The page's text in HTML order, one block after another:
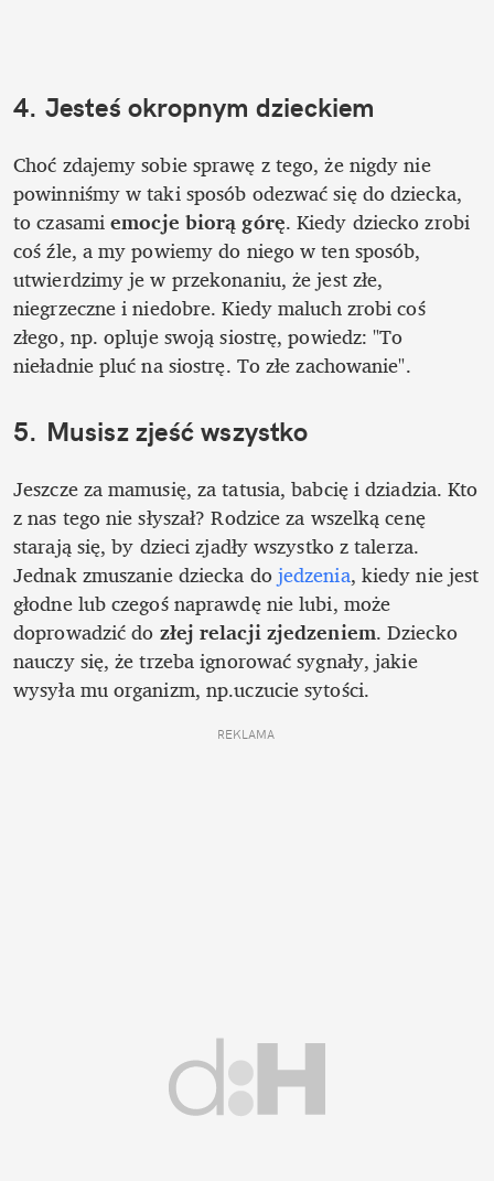
4. Jesteś okropnym dzieckiem
Choć zdajemy sobie sprawę z tego, że nigdy nie
powinniśmy w taki sposób odezwać się do dziecka,
to czasami emocje biorą górę. Kiedy dziecko zrobi
coś źle, a my powiemy do niego w ten sposób,
utwierdzimy je w przekonaniu, że jest złe,
niegrzeczne i niedobre. Kiedy maluch zrobi coś
złego, np. opluje swoją siostrę, powiedz: "To
nieładnie pluć na siostrę. To złe zachowanie".
5. Musisz zjeść wszystko
Jeszcze za mamusię, za tatusia, babcię i dziadzia. Kto
z nas tego nie słyszał? Rodzice za wszelką cenę
starają się, by dzieci zjadły wszystko z talerza.
Jednak zmuszanie dziecka do jedzenia, kiedy nie jest
głodne lub czegoś naprawdę nie lubi, może
doprowadzić do złej relacji zjedzeniem. Dziecko
nauczy się, że trzeba ignorować sygnały, jakie
wysyła mu organizm, np.uczucie sytości.
REKLAMA